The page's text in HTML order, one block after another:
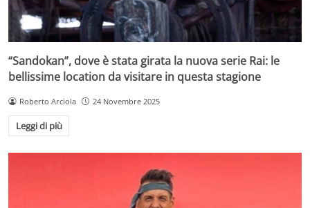
“Sandokan”, dove è stata girata la nuova serie Rai: le
bellissime location da visitare in questa stagione
Roberto Arciola 24 Novembre 2025
Leggi di più